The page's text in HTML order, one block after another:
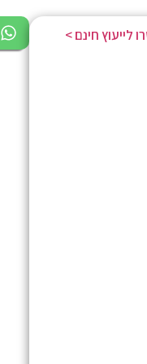
לייעוץ חינם >